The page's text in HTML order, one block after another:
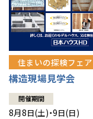
住まいの探検フェア
構造現場見学会
開催期間
8月8日(土)・9日(日)